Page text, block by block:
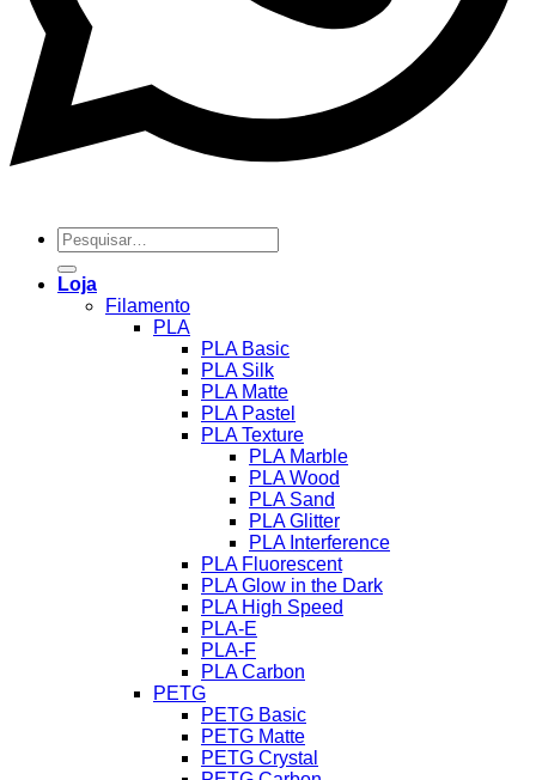
Pesquisar
por:
Loja
Filamento
PLA
PLA Basic
PLA Silk
PLA Matte
PLA Pastel
PLA Texture
PLA Marble
PLA Wood
PLA Sand
PLA Glitter
PLA Interference
PLA Fluorescent
PLA Glow in the Dark
PLA High Speed
PLA-E
PLA-F
PLA Carbon
PETG
PETG Basic
PETG Matte
PETG Crystal